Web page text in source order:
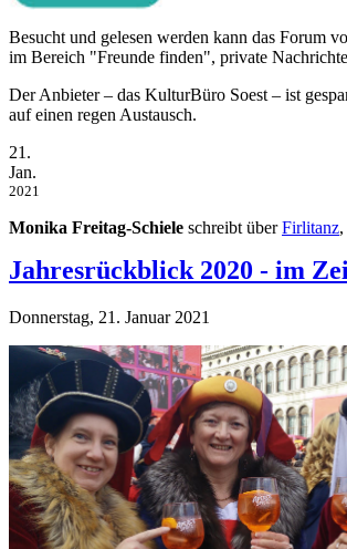
Besucht und gelesen werden kann das Forum
im Bereich "Freunde finden", private
Der Anbieter – das KulturBüro Soest – ist
auf einen regen Austausch.
21.
Jan.
2021
Monika Freitag-Schiele schreibt überFirlitanz,
Jahresrückblick 2020 - im
Donnerstag, 21. Januar 2021